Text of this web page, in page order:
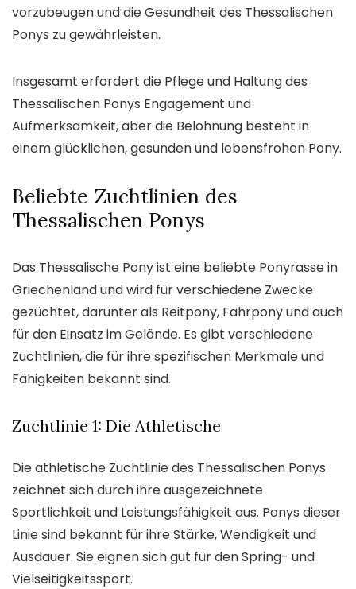
vorzubeugen und die Gesundheit des Thessalischen
Ponys zu gewährleisten.
Insgesamt erfordert die Pflege und Haltung des
Thessalischen Ponys Engagement und
Aufmerksamkeit, aber die Belohnung besteht in
einem glücklichen, gesunden und lebensfrohen Pony.
Beliebte Zuchtlinien des
Thessalischen Ponys
Das Thessalische Pony ist eine beliebte Ponyrasse in
Griechenland und wird für verschiedene Zwecke
gezüchtet, darunter als Reitpony, Fahrpony und auch
für den Einsatz im Gelände. Es gibt verschiedene
Zuchtlinien, die für ihre spezifischen Merkmale und
Fähigkeiten bekannt sind.
Zuchtlinie 1: Die Athletische
Die athletische Zuchtlinie des Thessalischen Ponys
zeichnet sich durch ihre ausgezeichnete
Sportlichkeit und Leistungsfähigkeit aus. Ponys dieser
Linie sind bekannt für ihre Stärke, Wendigkeit und
Ausdauer. Sie eignen sich gut für den Spring- und
Vielseitigkeitssport.